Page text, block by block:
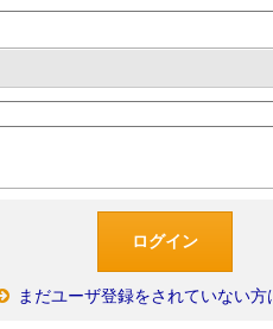
まだユーザ登録をされていない方